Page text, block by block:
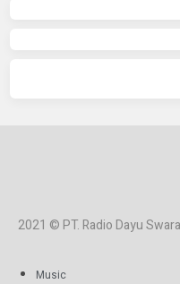
2021 © PT. Radio Dayu
Music